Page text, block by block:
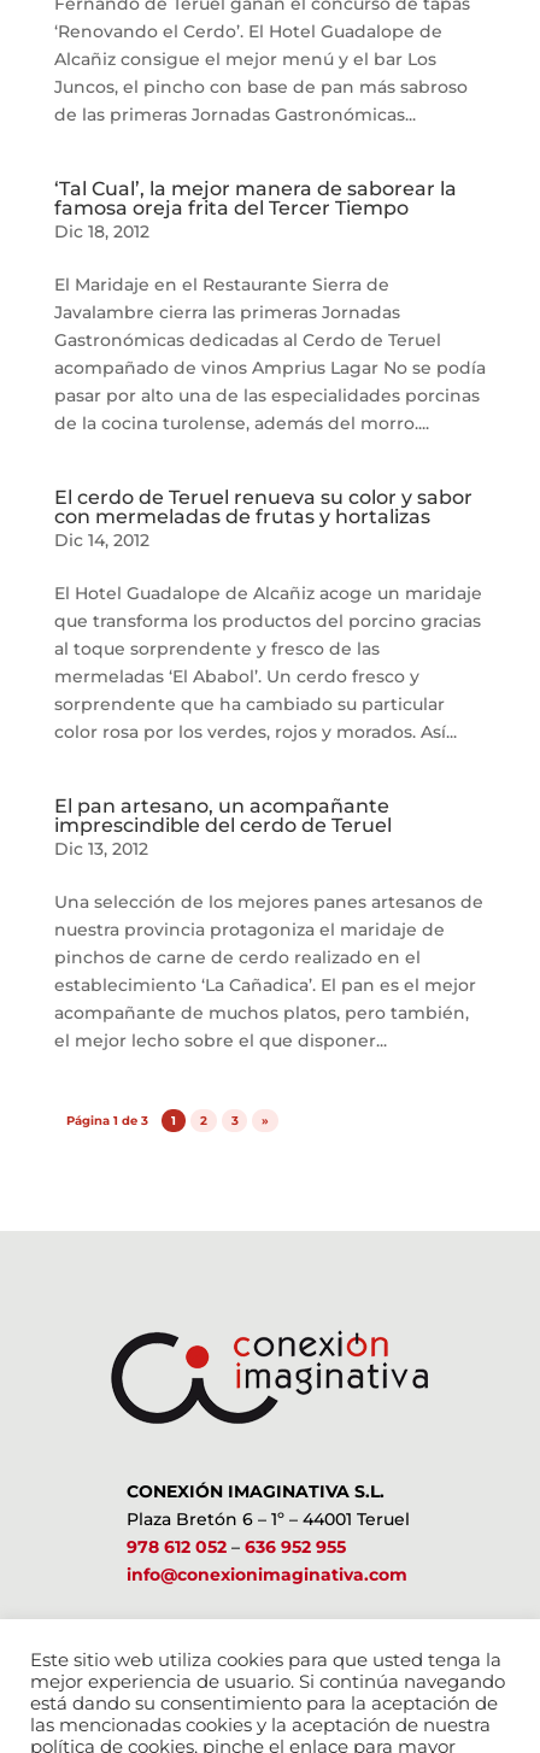
‘Renovando el Cerdo’. El Hotel Guadalope de
Alcañiz consigue el mejor menú y el bar Los
Juncos, el pincho con base de pan más sabroso
de las primeras Jornadas Gastronómicas...
‘Tal Cual’, la mejor manera de saborear la
famosa oreja frita del Tercer Tiempo
Dic 18, 2012
El Maridaje en el Restaurante Sierra de
Javalambre cierra las primeras Jornadas
Gastronómicas dedicadas al Cerdo de Teruel
acompañado de vinos Amprius Lagar No se podía
pasar por alto una de las especialidades porcinas
de la cocina turolense, además del morro....
El cerdo de Teruel renueva su color y sabor
con mermeladas de frutas y hortalizas
Dic 14, 2012
El Hotel Guadalope de Alcañiz acoge un maridaje
que transforma los productos del porcino gracias
al toque sorprendente y fresco de las
mermeladas ‘El Ababol’. Un cerdo fresco y
sorprendente que ha cambiado su particular
color rosa por los verdes, rojos y morados. Así...
El pan artesano, un acompañante
imprescindible del cerdo de Teruel
Dic 13, 2012
Una selección de los mejores panes artesanos de
nuestra provincia protagoniza el maridaje de
pinchos de carne de cerdo realizado en el
establecimiento ‘La Cañadica’. El pan es el mejor
acompañante de muchos platos, pero también,
el mejor lecho sobre el que disponer...
Página 1 de 3 1 2 3 »
CONEXIÓN IMAGINATIVA S.L.
Plaza Bretón 6 – 1º – 44001 Teruel
978 612 052– 636 952 955
info@conexionimaginativa.com
Este sitio web utiliza cookies para que usted tenga la
mejor experiencia de usuario. Si continúa navegando
está dando su consentimiento para la aceptación de
las mencionadas cookies y la aceptación de nuestra
política de cookies, pinche el enlace para mayor